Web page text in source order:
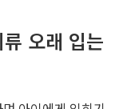
오래 입는